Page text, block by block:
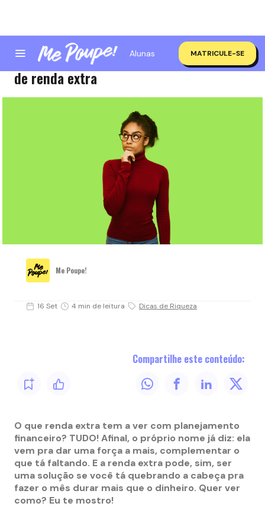
Alunas MATRICULE-SE
Como saber o quanto você precisa fazer
de renda extra
Me Poupe!
16 Set 4 min de leitura Dicas de Riqueza
Compartilhe este conteúdo:
O que renda extra tem a ver com planejamento
financeiro? TUDO! Afinal, o próprio nome já diz: ela
vem pra dar uma força a mais, complementar o
que tá faltando. E a renda extra pode, sim, ser
uma solução se você tá quebrando a cabeça pra
fazer o mês durar mais que o dinheiro. Quer ver
como? Eu te mostro!